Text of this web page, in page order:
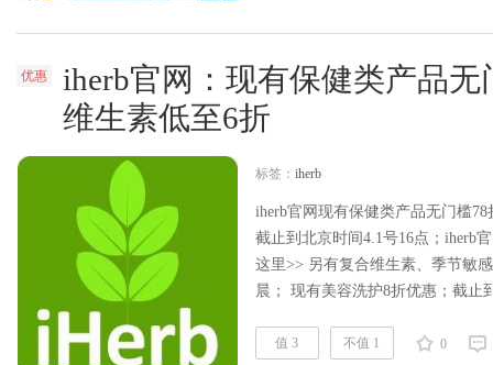
优惠
iherb官网：现有保健类产品无
维生素低至6折
标签： iherb
iherb官网现有保健类产品无门槛
截止到北京时间4.1号16点；iherb
这里>> 另有复合维生素、季节敏
晨； 现有美容洗护8折优惠；截止
$40免国际运费； 下单指南： 1
值 3 不值 1 0